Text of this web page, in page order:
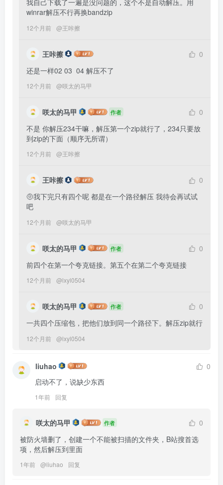
我自己下载了一遍是没问题的，这个不是自动解压。用
winrar解压不行再换bandzip
12个月前 @王咔擦
王咔擦
0
还是一样02 03  04 解压不了
12个月前 @咲太的马甲
咲太的马甲 作者
0
不是 你解压234干嘛，解压第一个zip就行了，234只要放
到zip的下面（顺序无所谓）
12个月前 @王咔擦
王咔擦
0
🤨我下完只有四个呢 都是在一个路径解压 我待会再试试
吧
12个月前 @咲太的马甲
咲太的马甲 作者
0
前四个在第一个夸克链接。第五个在第二个夸克链接
12个月前 @lxyl0504
咲太的马甲 作者
0
一共四个压缩包，把他们放到同一个路径下。解压zip就行
12个月前 @lxyl0504
liuhao
0
启动不了，说缺少东西
1年前 回复
咲太的马甲 作者
0
被防火墙删了，创建一个不能被扫描的文件夹，B站搜首选
项，然后解压到里面
1年前 @liuhao 回复